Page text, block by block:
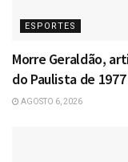
ESPORTES
Morre Geraldão,
do Paulista de 1977
AGOSTO 6, 2026